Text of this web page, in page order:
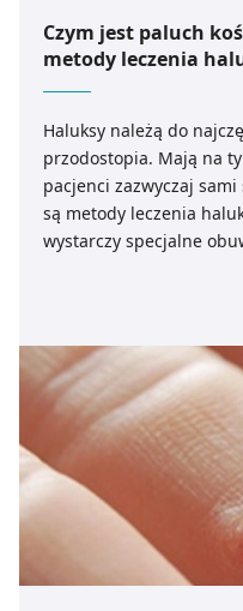
Czym jest paluch
metody leczenia
Haluksy należą do
przodostopia. Mają na
pacjenci zazwyczaj
są metody leczenia
wystarczy specjalne
jest leczenie operacyjne
sposoby, które
związane z